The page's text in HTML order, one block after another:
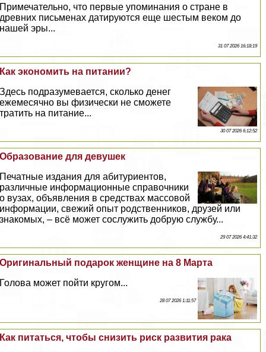
Примечательно, что первые упоминания о стране в
древних письменах датируются еще шестым веком до
нашей эры...
31 07 2026 16:18:19
Как экономить на питании?
Здесь подразумевается, сколько денег
ежемecячно вы физически не сможете
тратить на питание...
30 07 2026 6:12:52
Образование для дeвyшек
Печатные издания для абитуриентов,
различные информационные справочники
о вузах, объявления в средствах массовой
информации, свежий опыт родственников, друзей или
знакомых, – всё может сослужить добрую службу...
29 07 2026 4:41:32
Оригинальный подарок женщине на 8 Марта
Голова может пойти кругом...
28 07 2026 1:11:57
Как питаться, чтобы снизить риск развития paка